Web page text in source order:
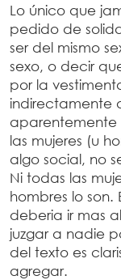
Lo único que
pedido de
ser del mismo
sexo, o decir
por la
indirectamente
aparentemente
las mujeres (u
algo social, no
Ni todas las
hombres lo son.
deberia ir mas
juzgar a nadie
del texto es
agregar.